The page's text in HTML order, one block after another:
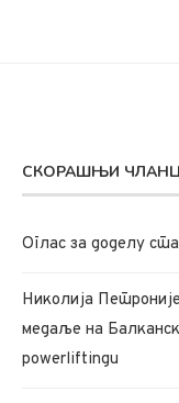
СКОРАШЊИ
Oглас за доделу
Николија
медаље на
powerliftingu